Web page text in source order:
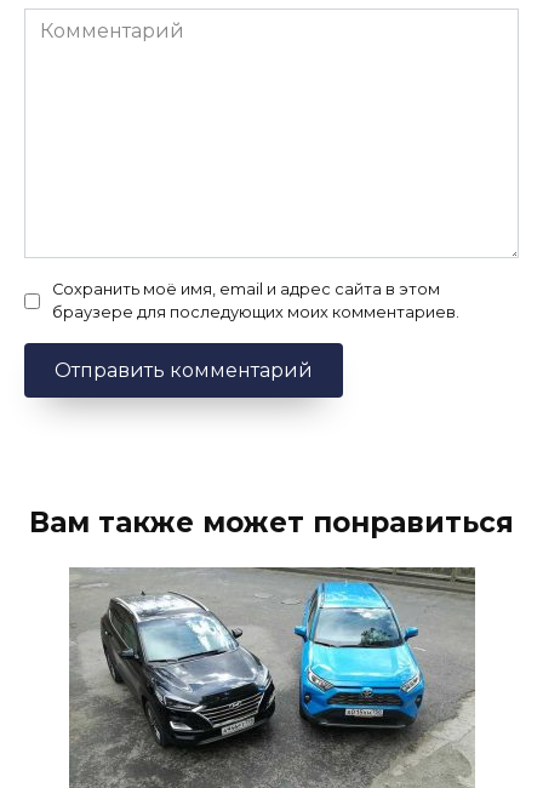
Комментарий
Сохранить моё имя, email и адрес сайта в этом
браузере для последующих моих комментариев.
Вам также может понравиться